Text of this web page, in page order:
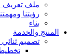
ملف تعريف
رؤيتنا
بناء
المنتج والخدمة
تصميم ثنائي
تخطيط